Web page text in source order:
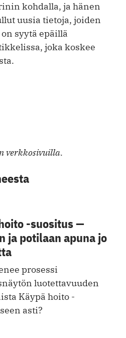
kohdalla, ja hänen
uusia tietoja, joiden
syytä epäillä
joka koskee
verkkosivuilla.
-suositus —
ja potilaan apuna jo
prosessi
luotettavuuden
Käypä hoito -
asti?